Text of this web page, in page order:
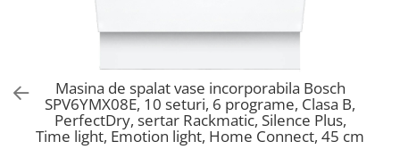
Aspiratoare verticale
Apiratoare cu sac
Ingrijirea rufelor si a vaselor
Masini de spalat vase
Masini de spalat rufe
Masina de spalat vase incorporabila Bosch
SPV6YMX08E, 10 seturi, 6 programe, Clasa B,
PerfectDry, sertar Rackmatic, Silence Plus,
Time light, Emotion light, Home Connect, 45 cm